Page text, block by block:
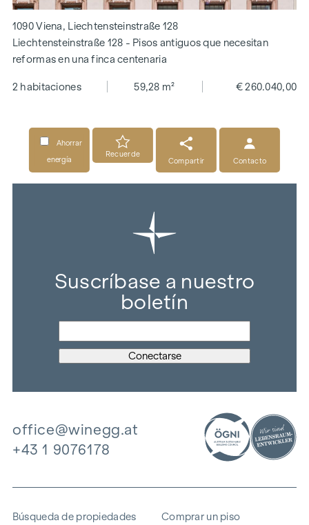
1090 Viena, Liechtensteinstraße 128
Liechtensteinstraße 128 - Pisos antiguos que necesitan
reformas en una finca centenaria
2 habitaciones 59,28 m² € 260.040,00
Ahorrar
energía
Recuerde
Compartir
Contacto
Suscríbase a nuestro
boletín
office@winegg.at
+43 1 9076178
Búsqueda de propiedades Comprar un piso